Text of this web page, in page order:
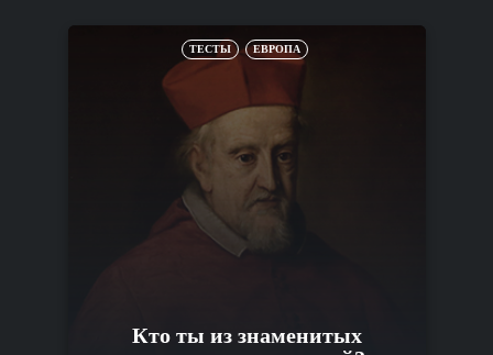
ТЕСТЫ ЕВРОПА
Кто ты из знаменитых